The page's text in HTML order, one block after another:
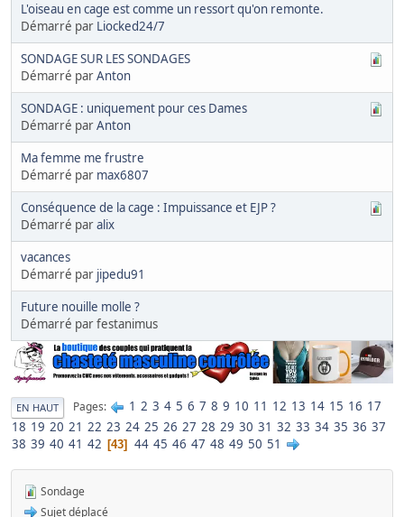
L'oiseau en cage est comme un ressort qu'on remonte.
Démarré par Liocked24/7
SONDAGE SUR LES SONDAGES
Démarré parAnton
SONDAGE : uniquement pour ces Dames
Démarré parAnton
Ma femme me frustre
Démarré par max6807
Conséquence de la cage : Impuissance et EJP ?
Démarré paralix
vacances
Démarré par jipedu91
Future nouille molle ?
Démarré par festanimus
EN HAUT Pages 1 2 3 4 5 6 7 8 9 10 11 12 13 14 15 16 17
18 19 20 21 22 23 24 25 26 27 28 29 30 31 32 33 34 35 36 37
38 39 40 41 42 43 44 45 46 47 48 49 50 51
Sondage
Sujet déplacé